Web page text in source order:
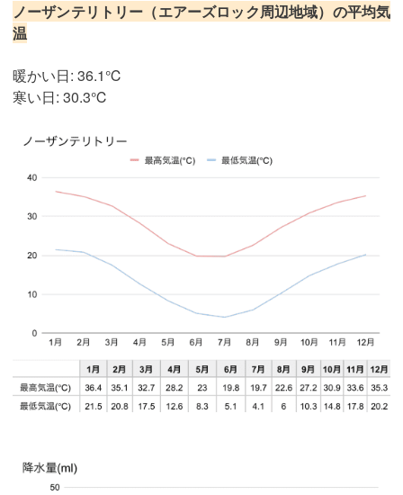
ノーザンテリトリー（エアーズロック周辺地域）の平均気
温
暖かい日: 36.1℃
寒い日: 30.3℃